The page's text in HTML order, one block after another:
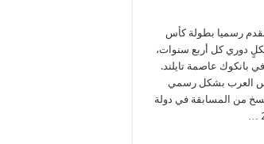
رسميا بطولة كأس
دوري كل أربع سنوات،
بانكوك عاصمة تايلند.
العرب بشكل رسمي
دولية، وقرّر إقامة 3 نسخ من المسابقة في دولة